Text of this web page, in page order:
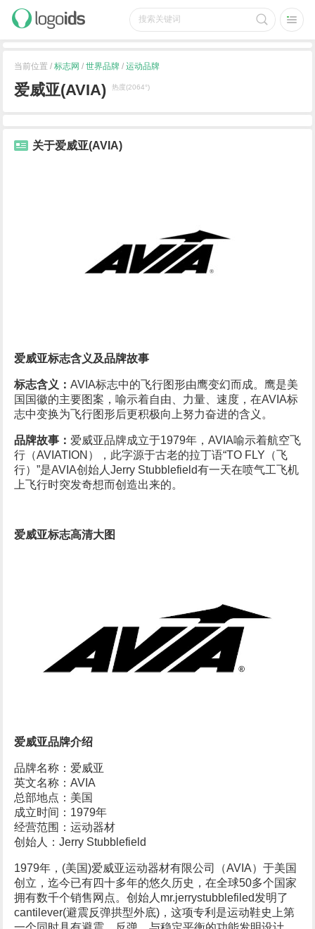
当前位置 / 标志网 / 世界品牌 / 运动品牌
爱威亚(AVIA) 热度(2064°)
关于爱威亚(AVIA)
爱威亚标志含义及品牌故事
标志含义： AVIA标志中的飞行图形由鹰变幻而成。鹰是美
国国徽的主要图案，喻示着自由、力量、速度，在AVIA标
志中变换为飞行图形后更积极向上努力奋进的含义。
品牌故事： 爱威亚品牌成立于1979年，AVIA喻示着航空飞
行（AVIATION），此字源于古老的拉丁语“TO FLY（飞
行）”是AVIA创始人Jerry Stubblefield有一天在喷气工飞机
上飞行时突发奇想而创造出来的。
爱威亚标志高清大图
爱威亚品牌介绍
品牌名称：爱威亚
英文名称：AVIA
总部地点：美国
成立时间：1979年
经营范围：运动器材
创始人：Jerry Stubblefield
1979年，(美国)爱威亚运动器材有限公司（AVIA）于美国
创立，迄今已有四十多年的悠久历史，在全球50多个国家
拥有数千个销售网点。创始人mr.jerrystubblefiled发明了
cantilever(避震反弹拱型外底)，这项专利是运动鞋史上第